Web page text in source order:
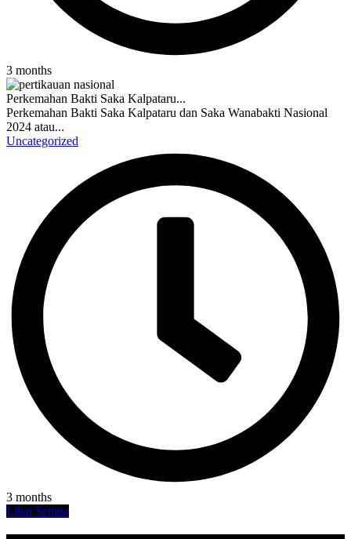
3 months
Perkemahan Bakti Saka Kalpataru...
Perkemahan Bakti Saka Kalpataru dan Saka Wanabakti Nasional
2024 atau...
Uncategorized
3 months
Lihat Semua